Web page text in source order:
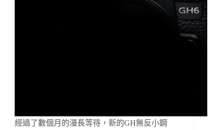
經過了數個月的漫長等待，新的GH無反小鋼